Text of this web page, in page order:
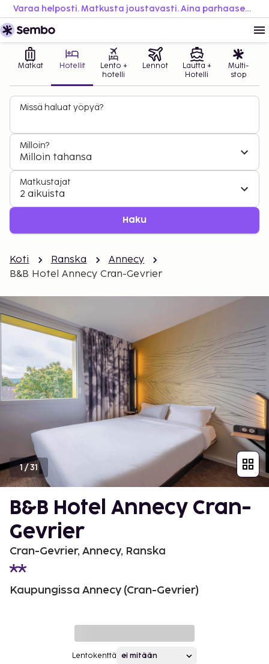
Varaa helposti. Matkusta joustavasti. Aina parhaaseen hintaan.
Matkat Hotellit
Lento +
hotelli
Lennot
Lautta +
Hotelli
Multi-
stop
Missä haluat yöpyä?
Milloin?
Milloin tahansa
Matkustajat
2 aikuista
Haku
Koti Ranska
Annecy
B&B Hotel Annecy Cran-Gevrier
1/31
B&B Hotel Annecy Cran-
Gevrier
Cran-Gevrier, Annecy, Ranska
Kaupungissa Annecy (Cran-Gevrier)
Lentokenttä